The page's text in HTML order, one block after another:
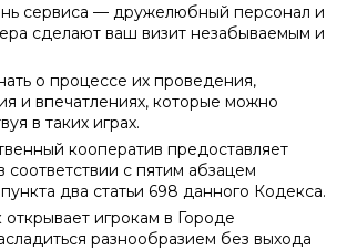
сервиса — дружелюбный персонал и
сделают ваш визит незабываемым и
о процессе их проведения,
и впечатлениях, которые можно
в таких играх.
кооператив предоставляет
соответствии с пятим абзацем
два статьи 698 данного Кодекса.
игрокам в Городе
разнообразием без выхода